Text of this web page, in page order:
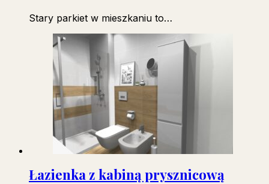
Stary parkiet w mieszkaniu to…
Łazienka z kabiną prysznicową